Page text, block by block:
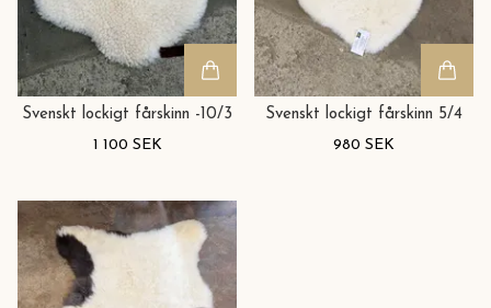
Svenskt lockigt fårskinn -10/3
1 100 SEK
Svenskt lockigt fårskinn 5/4
980 SEK